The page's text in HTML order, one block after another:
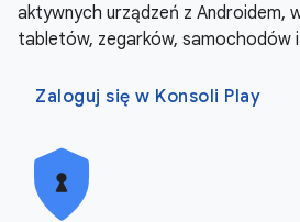
aktywnych urządzeń z Androidem,
tabletów, zegarków, samochodów
Zaloguj się w Konsoli Play